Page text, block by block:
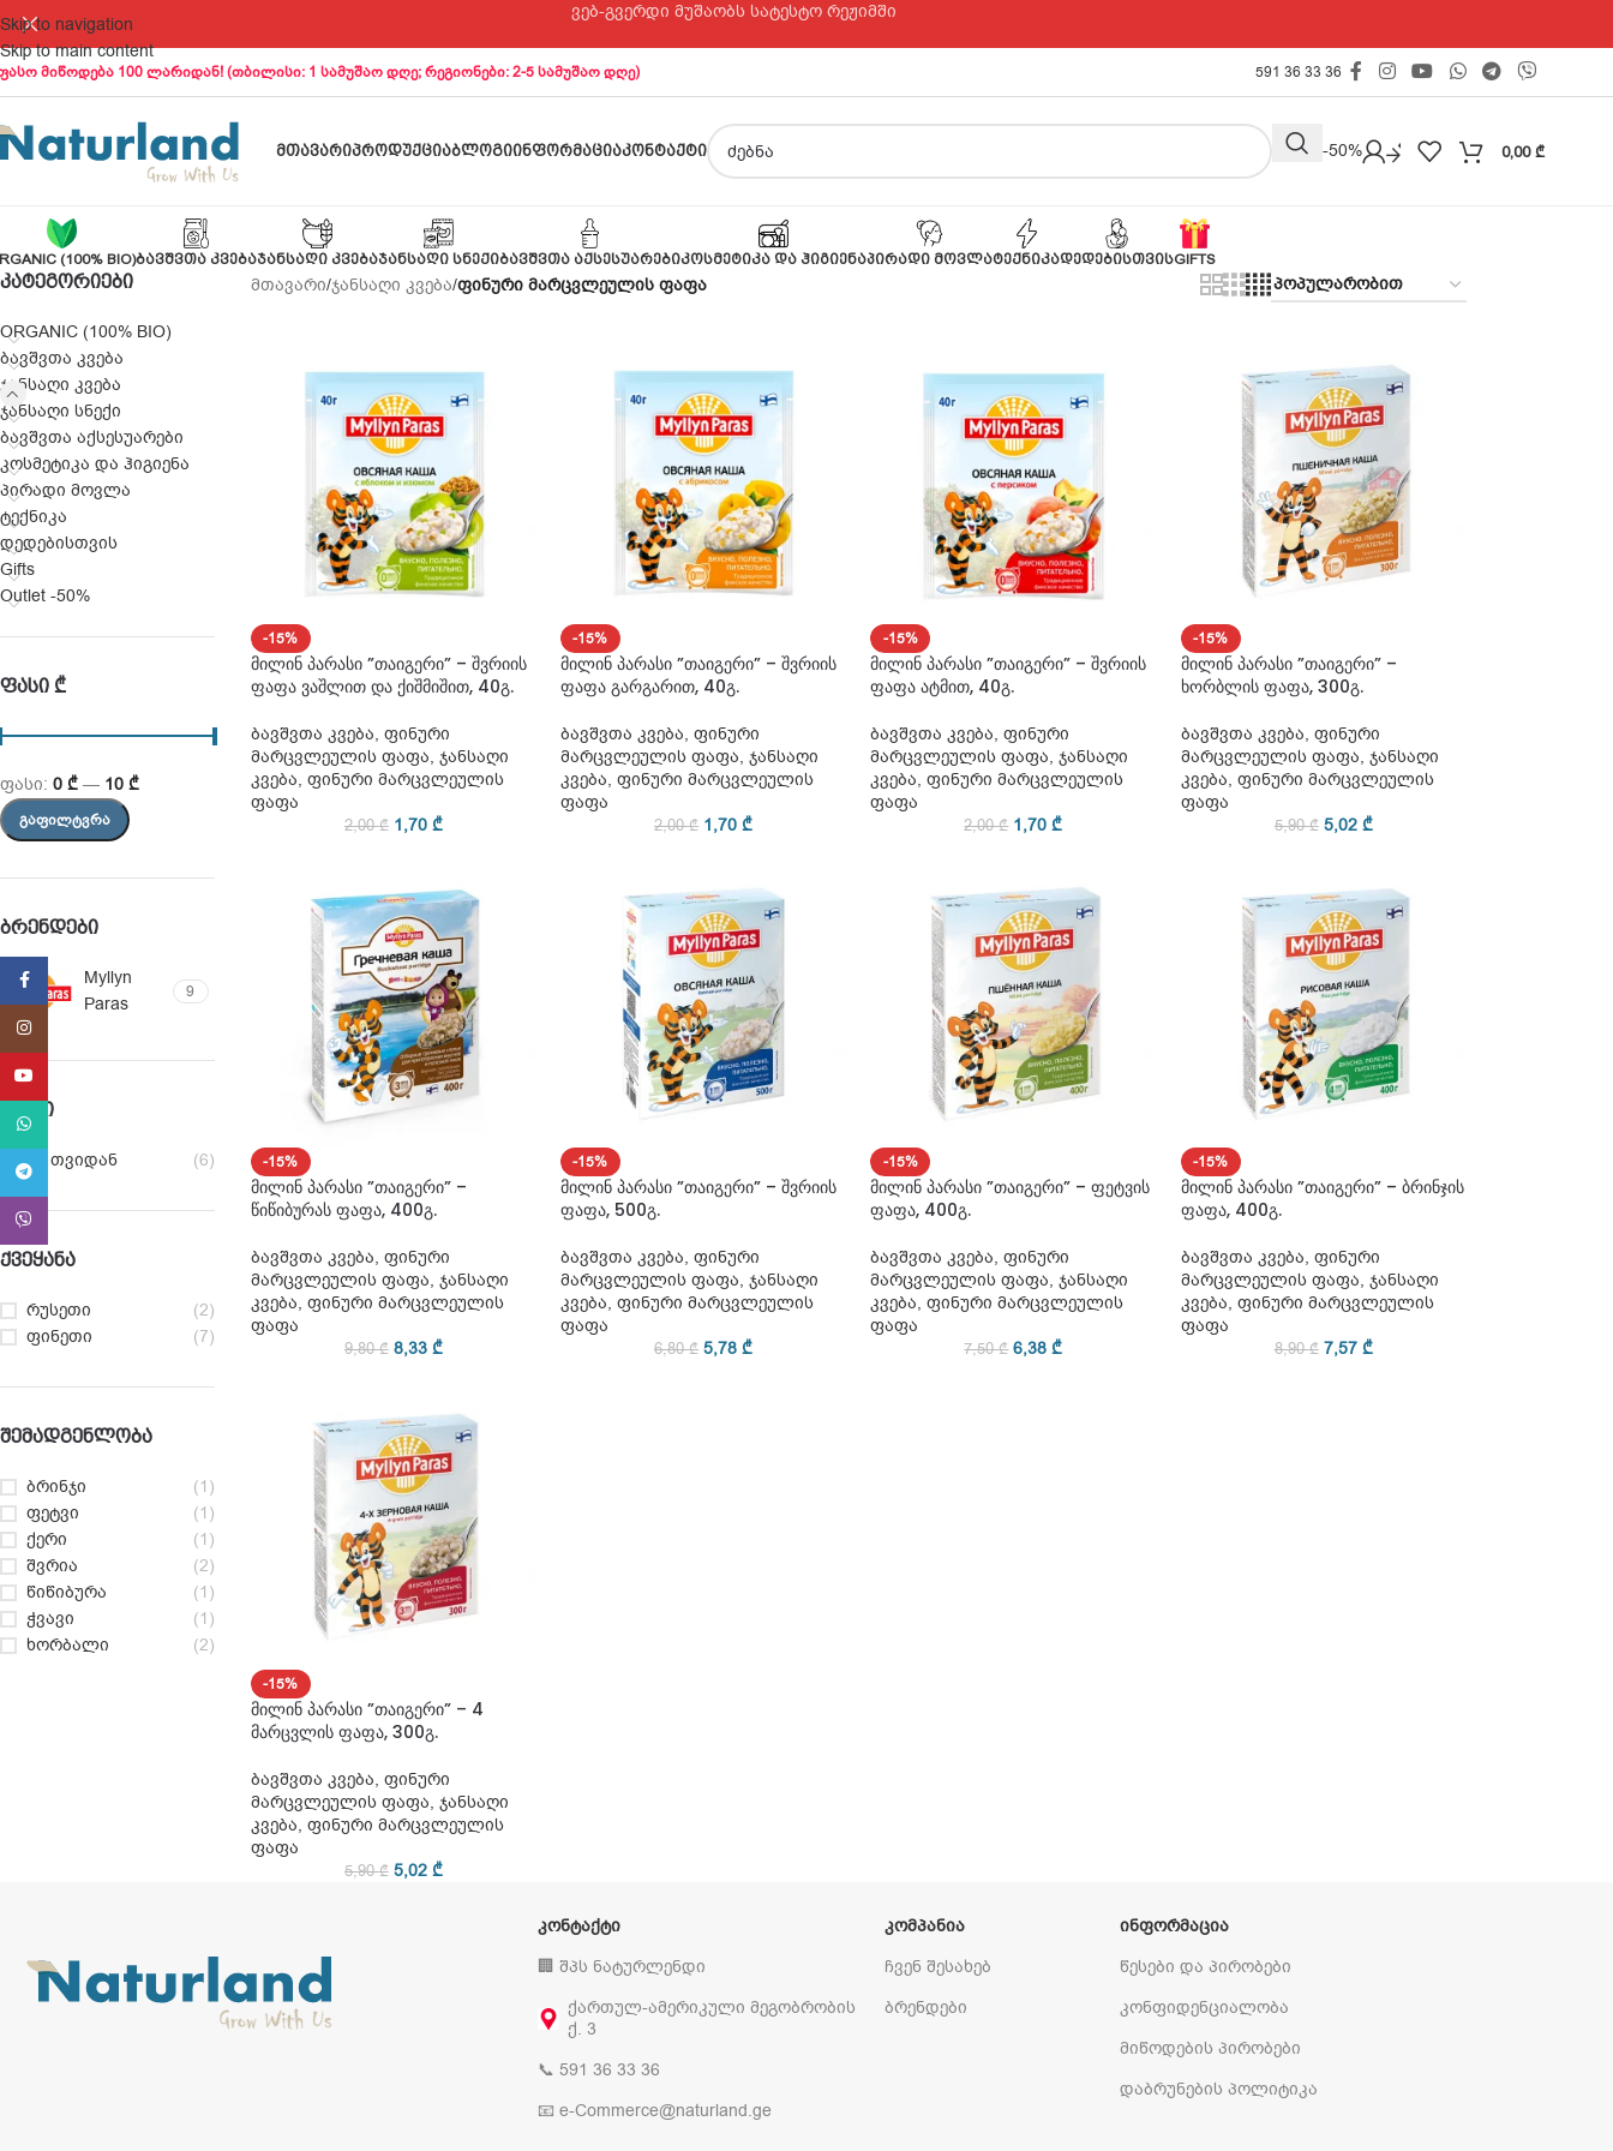
Skip to navigation
Skip to main content
ვებ-გვერდი მუშაობს სატესტო რეჟიმში
მიწოდება 100 ლარიდან! (თბილისი: 1 სამუშაო დღე; რეგიონები: 2-5 სამუშაო დღე) 591 36 33 36
ᲛᲗᲐᲕᲐᲠᲘᲞᲠᲝᲓᲣᲥᲪᲘᲐᲑᲚᲝᲒᲘᲘᲜᲤᲝᲠᲛᲐᲪᲘᲐᲙᲝᲜᲢᲐᲥᲢᲘ Outlet -50% 0,00 ₾
(100% BIO)ᲑᲐᲕᲨᲕᲗᲐ ᲙᲕᲔᲑᲐᲯᲐᲜᲡᲐᲦᲘ ᲙᲕᲔᲑᲐᲯᲐᲜᲡᲐᲦᲘ ᲡᲜᲔᲥᲘᲑᲐᲕᲨᲕᲗᲐ ᲐᲥᲡᲔᲡᲣᲐᲠᲔᲑᲘᲙᲝᲡᲛᲔᲢᲘᲙᲐ ᲓᲐ ᲰᲘᲒᲘᲔᲜᲐᲞᲘᲠᲐᲓᲘ ᲛᲝᲕᲚᲐᲢᲔᲥᲜᲘᲙᲐᲓᲔᲓᲔᲑᲘᲡᲗᲕᲘᲡGIFTS
ᲙᲐᲢᲔᲒᲝᲠᲘᲔᲑᲘ
ORGANIC (100% BIO)
ბავშვთა კვება
ჯანსაღი კვება
ჯანსაღი სნექი
ბავშვთა აქსესუარები
კოსმეტიკა და ჰიგიენა
პირადი მოვლა
ტექნიკა
დედებისთვის
Gifts
Outlet -50%
ᲤᲐᲡᲘ ₾
ᲒᲐᲤᲘᲚᲢᲕᲠᲐ
ფასი: 0 ₾ — 10 ₾
ᲑᲠᲔᲜᲓᲔᲑᲘ
Myllyn
Paras
9
ᲐᲡᲐᲙᲘ
10 თვიდან (6)
ᲥᲕᲔᲧᲐᲜᲐ
რუსეთი
(2)
ფინეთი
(7)
ᲨᲔᲛᲐᲓᲒᲔᲜᲚᲝᲑᲐ
ბრინჯი
(1)
ფეტვი
(1)
ქერი
(1)
შვრია
(2)
წიწიბურა
(1)
ჭვავი
(1)
ხორბალი
(2)
მთავარი/ჯანსაღი კვება/ფინური მარცვლეულის ფაფა
-15%
მილინ პარასი ”თაიგერი” – შვრიის
ფაფა ვაშლით და ქიშმიშით, 40გ.
ბავშვთა კვება, ფინური
მარცვლეულის ფაფა, ჯანსაღი
კვება, ფინური მარცვლეულის
ფაფა
2,00₾ 1,70 ₾
-15%
მილინ პარასი ”თაიგერი” – შვრიის
ფაფა გარგარით, 40გ.
ბავშვთა კვება, ფინური
მარცვლეულის ფაფა, ჯანსაღი
კვება, ფინური მარცვლეულის
ფაფა
2,00₾ 1,70₾
-15%
მილინ პარასი ”თაიგერი” – შვრიის
ფაფა ატმით, 40გ.
ბავშვთა კვება, ფინური
მარცვლეულის ფაფა, ჯანსაღი
კვება, ფინური მარცვლეულის
ფაფა
2,00₾ 1,70₾
-15%
მილინ პარასი ”თაიგერი” –
ხორბლის ფაფა, 300გ.
ბავშვთა კვება, ფინური
მარცვლეულის ფაფა, ჯანსაღი
კვება, ფინური მარცვლეულის
ფაფა
5,90₾ 5,02 ₾
-15%
მილინ პარასი ”თაიგერი” –
წიწიბურას ფაფა, 400გ.
ბავშვთა კვება, ფინური
მარცვლეულის ფაფა, ჯანსაღი
კვება, ფინური მარცვლეულის
ფაფა
9,80₾ 8,33 ₾
-15%
მილინ პარასი ”თაიგერი” – შვრიის
ფაფა, 500გ.
ბავშვთა კვება, ფინური
მარცვლეულის ფაფა, ჯანსაღი
კვება, ფინური მარცვლეულის
ფაფა
6,80₾ 5,78₾
-15%
მილინ პარასი ”თაიგერი” – ფეტვის
ფაფა, 400გ.
ბავშვთა კვება, ფინური
მარცვლეულის ფაფა, ჯანსაღი
კვება, ფინური მარცვლეულის
ფაფა
7,50₾ 6,38₾
-15%
მილინ პარასი ”თაიგერი” – ბრინჯის
ფაფა, 400გ.
ბავშვთა კვება, ფინური
მარცვლეულის ფაფა, ჯანსაღი
კვება, ფინური მარცვლეულის
ფაფა
8,90₾ 7,57 ₾
-15%
მილინ პარასი ”თაიგერი” – 4
მარცვლის ფაფა, 300გ.
ბავშვთა კვება, ფინური
მარცვლეულის ფაფა, ჯანსაღი
კვება, ფინური მარცვლეულის
ფაფა
5,90₾ 5,02 ₾
ᲙᲝᲜᲢᲐᲥᲢᲘ
🏢 შპს ნატურლენდი
ქართულ-ამერიკული მეგობრობის
ქ. 3
📞 591 36 33 36
📧 e-Commerce@naturland.ge
ᲙᲝᲛᲞᲐᲜᲘᲐ
ჩვენ შესახებ
ბრენდები
ᲘᲜᲤᲝᲠᲛᲐᲪᲘᲐ
წესები და პირობები
კონფიდენციალობა
მიწოდების პირობები
დაბრუნების პოლიტიკა
Facebook
WhatsApp
Telegram